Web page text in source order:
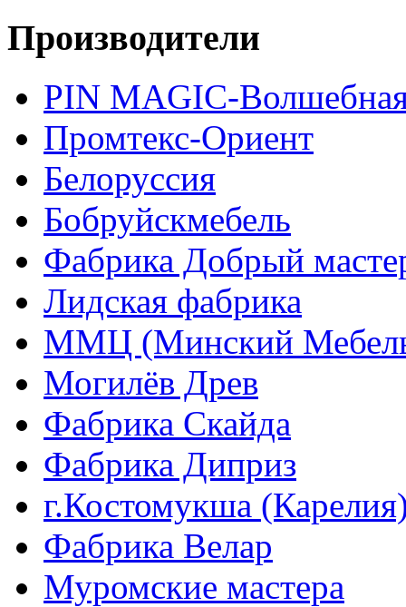
Производители
PIN MAGIС-
Промтекс-Ориент
Белоруссия
Бобруйскмебель
Фабрика Добрый
Лидская фабрика
ММЦ (Минский
Могилёв Древ
Фабрика Скайда
Фабрика Диприз
г.Костомукша
Фабрика Велар
Муромские мастера